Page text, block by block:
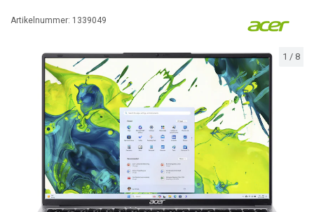
1 / 8
Artikelnummer: 1339049